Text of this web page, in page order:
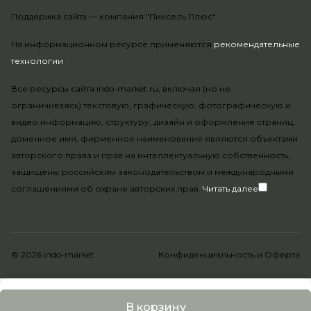
В корзину
На информационном ресурсе применяются рекомендательные
технологии.
Все ресурсы сайта indo-market.ru, включая (но не
ограничиваясь) текстовую, графическую, фотографическую и
видео информацию, структуру, дизайн и оформление страниц,
доменное имя, фирменное наименование являются объектами
авторского права и прав на интеллектуальную собственность,
защищены российским законодательством и международными
соглашениями об охране авторских прав. Читать далее
Поддержка сайта — компания "Пиксель Плюс"
© 2026 indo-market Конфиденциальность и Оферта